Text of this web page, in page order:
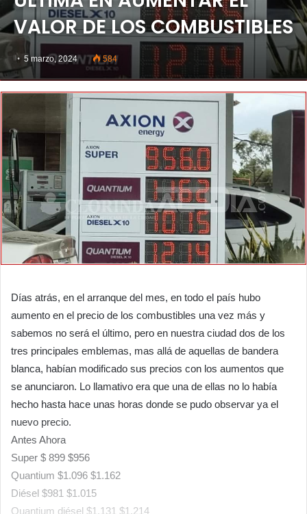
VALOR DE LOS COMBUSTIBLES
5 marzo, 2024 584
Días atrás, en el arranque del mes, en todo el país hubo
aumento en el precio de los combustibles una vez más y
sabemos no será el último, pero en nuestra ciudad dos de los
tres principales emblemas, mas allá de aquellas de bandera
blanca, habían modificado sus precios con los aumentos que
se anunciaron. Lo llamativo era que una de ellas no lo había
hecho hasta hace unas horas donde se pudo observar ya el
nuevo precio.
Antes Ahora
Super $ 899 $956
Quantium $1.096 $1.162
Diésel $981 $1.015
Quantium diésel $1.131 $1.214